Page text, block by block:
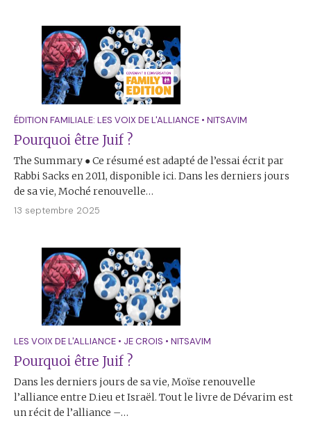
ÉDITION FAMILIALE: LES VOIX DE L'ALLIANCE • NITSAVIM
Pourquoi être Juif ?
The Summary ● Ce résumé est adapté de l’essai écrit par
Rabbi Sacks en 2011, disponible ici. Dans les derniers jours
de sa vie, Moché renouvelle…
13 septembre 2025
LES VOIX DE L'ALLIANCE • JE CROIS • NITSAVIM
Pourquoi être Juif ?
Dans les derniers jours de sa vie, Moïse renouvelle
l’alliance entre D.ieu et Israël. Tout le livre de Dévarim est
un récit de l’alliance –…